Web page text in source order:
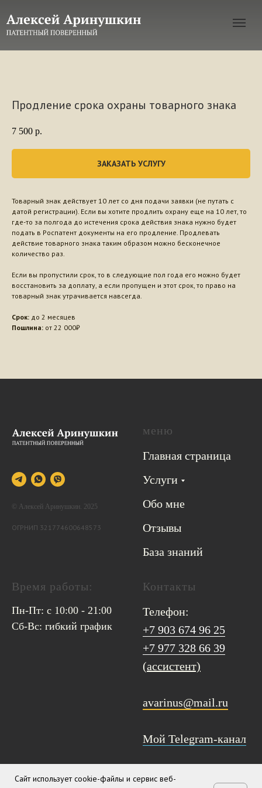
Сайт использует cookie-файлы и сервис веб-
Продление срока охраны товарного знака
7 500 р.
ЗАКАЗАТЬ УСЛУГУ
Товарный знак действует 10 лет со дня подачи заявки (не путать с
датой регистрации). Если вы хотите продлить охрану еще на 10 лет, то
где-то за полгода до истечения срока действия знака нужно будет
подать в Роспатент документы на его продление. Продлевать
действие товарного знака таким образом можно бесконечное
количество раз.
Если вы пропустили срок, то в следующие пол года его можно будет
восстановить за доплату, а если пропущен и этот срок, то право на
товарный знак утрачивается навсегда.
Срок: до 2 месяцев
Пошлина: от 22 000₽
© Алексей Аринушкин. 2025
ОГРНИП 321774600648573
меню
Главная страница
Услуги
Обо мне
Отзывы
База знаний
Время работы:
Пн-Пт: с 10:00 - 21:00
Сб-Вс: гибкий график
Контакты
Телефон:
+7 903 674 96 25
+7 977 328 66 39
(ассистент)
avarinus@mail.ru
Мой Telegram-канал